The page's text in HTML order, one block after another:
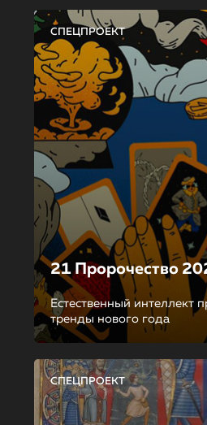
СПЕЦПРОЕКТ
21 Пророчество
Естественный интеллект
тренды нового года
СПЕЦПРОЕКТ